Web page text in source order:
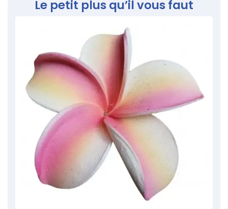
Le petit plus qu’il vous faut